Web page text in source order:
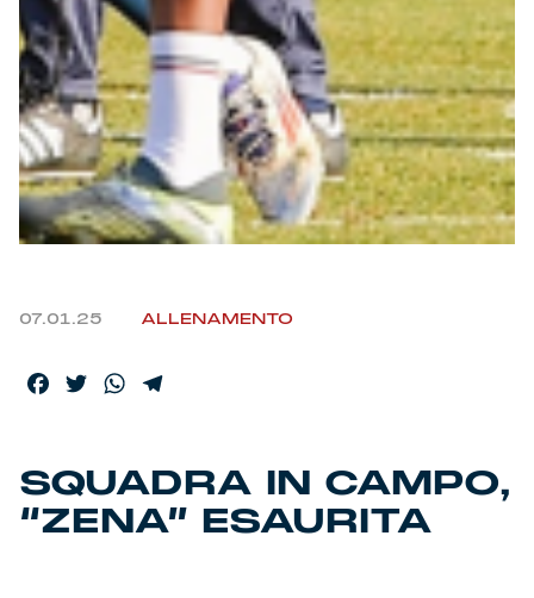
Outlet
Caffè Boasi x Genoa
Helan x Genoa
Isolani x Genoa
07.01.25 ALLENAMENTO
Facebook
TwitterWhatsApp
SQUADRA IN CAMPO,
“ZENA” ESAURITA